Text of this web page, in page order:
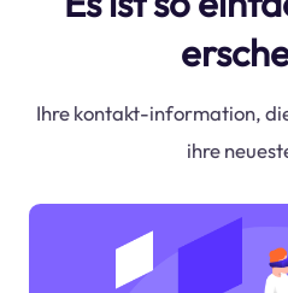
Ihre kontakt-information,
ihre